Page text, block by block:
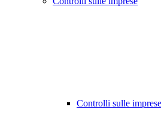
Controlli sulle imprese